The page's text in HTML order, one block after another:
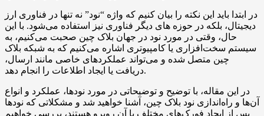
در ابتدا باید این نکته را بیان کنیم که واژه “نود” نه تنها در فناوری ارز
دیجیتال، بلکه در حوزه های دیگر فناوری نیز استفاده می‌شود. با این
حال، وقتی در مورد نود در جهان بلاک چین صحبت می‌کنیم، به
سیستم سخت‌افزاری یا کامپیوتری اشاره می‌کنیم که به شبکه بلاک
چین متصل شده و می‌تواند عملکردهای خاصی مانند ارسال،
دریافت یا ایجاد اطلاعات را انجام دهد.
در این مقاله، با توضیح و توضیحاتی در مورد نودها، عملکرد و انواع
آن‌ها و راه‌اندازی نود بلاک چین، آشنا خواهید شد و مشکلاتی که نودها
پس از ایجاد فورک‌های مختلف با آن روبرو هستند، بررسی خواهیم